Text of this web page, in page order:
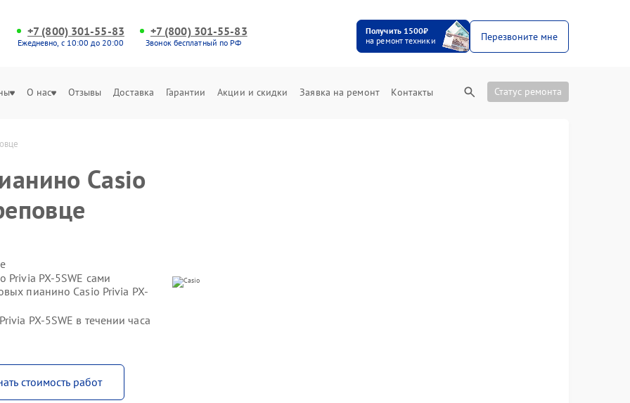
+7 (800) 301-55-83
Ежедневно, с 10:00 до 20:00
+7 (800) 301-55-83
Звонок бесплатный по РФ
Получить 1500₽
на ремонт техники
Перезвоните мне
О нас Отзывы Доставка Гарантии Акции и скидки Заявка на ремонт Контакты Статус ремонта
Casio
Privia PX-5SWE сами
пианино Casio Privia PX-
PX-5SWE в течении часа
стоимость работ